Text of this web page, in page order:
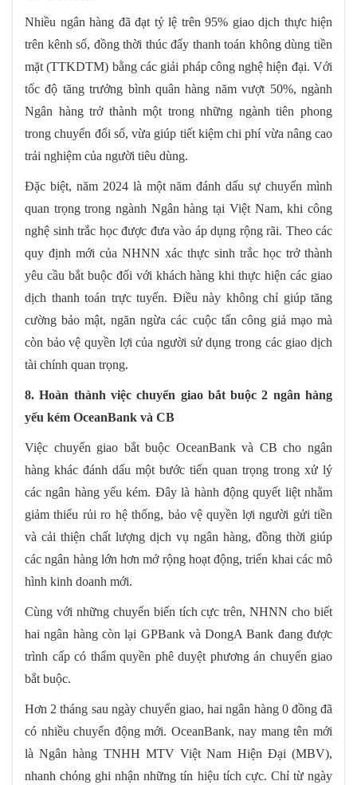
Nhiều ngân hàng đã đạt tỷ lệ trên 95% giao dịch thực hiện
trên kênh số, đồng thời thúc đẩy thanh toán không dùng tiền
mặt (TTKDTM) bằng các giải pháp công nghệ hiện đại. Với
tốc độ tăng trưởng bình quân hàng năm vượt 50%, ngành
Ngân hàng trở thành một trong những ngành tiên phong
trong chuyển đổi số, vừa giúp tiết kiệm chi phí vừa nâng cao
trải nghiệm của người tiêu dùng.
Đặc biệt, năm 2024 là một năm đánh dấu sự chuyển mình
quan trọng trong ngành Ngân hàng tại Việt Nam, khi công
nghệ sinh trắc học được đưa vào áp dụng rộng rãi. Theo các
quy định mới của NHNN xác thực sinh trắc học trở thành
yêu cầu bắt buộc đối với khách hàng khi thực hiện các giao
dịch thanh toán trực tuyến. Điều này không chỉ giúp tăng
cường bảo mật, ngăn ngừa các cuộc tấn công giả mạo mà
còn bảo vệ quyền lợi của người sử dụng trong các giao dịch
tài chính quan trọng.
8. Hoàn thành việc chuyển giao bắt buộc 2 ngân hàng
yếu kém OceanBank và CB
Việc chuyển giao bắt buộc OceanBank và CB cho ngân
hàng khác đánh dấu một bước tiến quan trọng trong xử lý
các ngân hàng yếu kém. Đây là hành động quyết liệt nhằm
giảm thiểu rủi ro hệ thống, bảo vệ quyền lợi người gửi tiền
và cải thiện chất lượng dịch vụ ngân hàng, đồng thời giúp
các ngân hàng lớn hơn mở rộng hoạt động, triển khai các mô
hình kinh doanh mới.
Cùng với những chuyển biến tích cực trên, NHNN cho biết
hai ngân hàng còn lại GPBank và DongA Bank đang được
trình cấp có thẩm quyền phê duyệt phương án chuyển giao
bắt buộc.
Hơn 2 tháng sau ngày chuyển giao, hai ngân hàng 0 đồng đã
có nhiều chuyển động mới. OceanBank, nay mang tên mới
là Ngân hàng TNHH MTV Việt Nam Hiện Đại (MBV),
nhanh chóng ghi nhận những tín hiệu tích cực. Chỉ từ ngày